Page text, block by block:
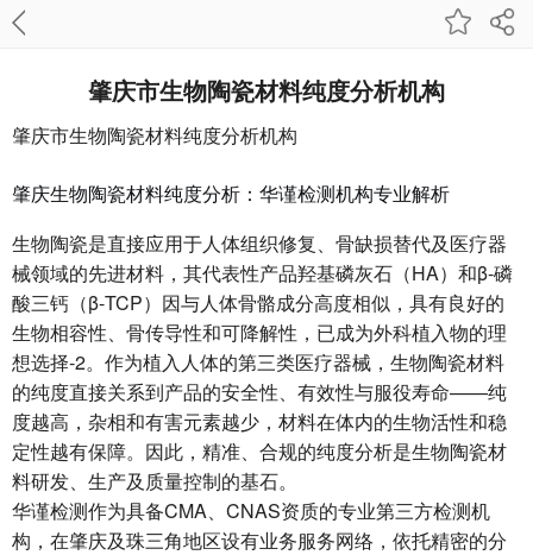
肇庆市生物陶瓷材料纯度分析机构
肇庆市生物陶瓷材料纯度分析机构
肇庆生物陶瓷材料纯度分析：华谨检测机构专业解析
生物陶瓷是直接应用于人体组织修复、骨缺损替代及医疗器
械领域的先进材料，其代表性产品羟基磷灰石（HA）和β-磷
酸三钙（β-TCP）因与人体骨骼成分高度相似，具有良好的
生物相容性、骨传导性和可降解性，已成为外科植入物的理
想选择-2。作为植入人体的第三类医疗器械，生物陶瓷材料
的纯度直接关系到产品的安全性、有效性与服役寿命——纯
度越高，杂相和有害元素越少，材料在体内的生物活性和稳
定性越有保障。因此，精准、合规的纯度分析是生物陶瓷材
料研发、生产及质量控制的基石。
华谨检测作为具备CMA、CNAS资质的专业第三方检测机
构，在肇庆及珠三角地区设有业务服务网络，依托精密的分